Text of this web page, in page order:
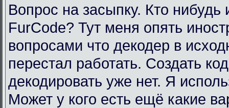
Вопрос на засыпку. Кто нибудь
FurCode? Тут меня опять
вопросами что декодер в
перестал работать. Создать
декодировать уже нет. Я
Может у кого есть ещё какие